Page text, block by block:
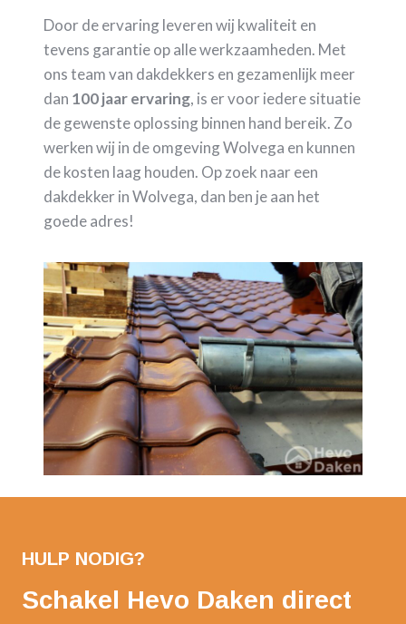
Door de ervaring leveren wij kwaliteit en
tevens garantie op alle werkzaamheden. Met
ons team van dakdekkers en gezamenlijk meer
dan 100 jaar ervaring, is er voor iedere situatie
de gewenste oplossing binnen hand bereik. Zo
werken wij in de omgeving Wolvega en kunnen
de kosten laag houden. Op zoek naar een
dakdekker in Wolvega, dan ben je aan het
goede adres!
HULP NODIG?
Schakel Hevo Daken direct